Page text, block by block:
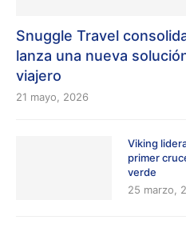
Snuggle Travel
lanza una nueva
viajero
21 mayo, 2026
Viking
primer
verde
25 marzo,